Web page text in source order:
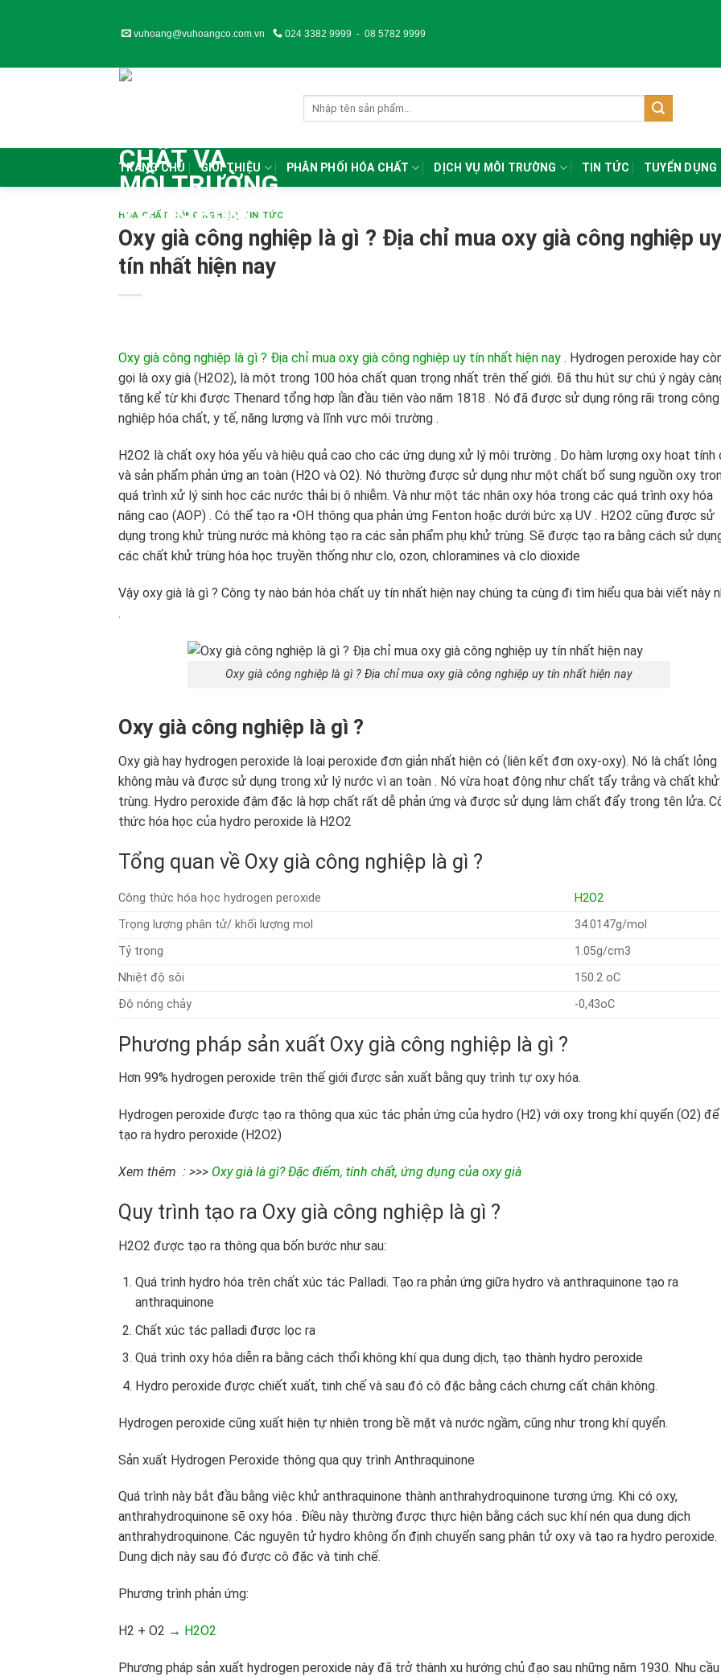
vuhoang@vuhoangco.com.vn 024 3382 9999 - 08 5782 9999
TRANG CHỦ GIỚI THIỆU PHÂN PHỐI HÓA CHẤT DỊCH VỤ MÔI TRƯỜNG TIN TỨC TUYỂN DỤNG
HÓA CHẤT CÔNG NGHIỆP, TIN TỨC
Oxy già công nghiệp là gì ? Địa chỉ mua oxy già công nghiệp uy
tín nhất hiện nay
Oxy già công nghiệp là gì ? Địa chỉ mua oxy già công nghiệp uy tín nhất hiện nay . Hydrogen peroxide hay
gọi là oxy già (H2O2), là một trong 100 hóa chất quan trọng nhất trên thế giới. Đã thu hút sự chú ý ngày
tăng kể từ khi được Thenard tổng hợp lần đầu tiên vào năm 1818 . Nó đã được sử dụng rộng rãi trong công
nghiệp hóa chất, y tế, năng lượng và lĩnh vực môi trường .
H2O2 là chất oxy hóa yếu và hiệu quả cao cho các ứng dụng xử lý môi trường . Do hàm lượng oxy hoạt tính
và sản phẩm phản ứng an toàn (H2O và O2). Nó thường được sử dụng như một chất bổ sung nguồn oxy
quá trình xử lý sinh học các nước thải bị ô nhiễm. Và như một tác nhân oxy hóa trong các quá trình oxy hóa
nâng cao (AOP) . Có thể tạo ra •OH thông qua phản ứng Fenton hoặc dưới bức xạ UV . H2O2 cũng được sử
dụng trong khử trùng nước mà không tạo ra các sản phẩm phụ khử trùng. Sẽ được tạo ra bằng cách sử
các chất khử trùng hóa học truyền thống như clo, ozon, chloramines và clo dioxide
Vậy oxy già là gì ? Công ty nào bán hóa chất uy tín nhất hiện nay chúng ta cùng đi tìm hiểu qua bài viết này
.
Oxy già công nghiệp là gì ? Địa chỉ mua oxy già công nghiệp uy tín nhất hiện nay
Oxy già công nghiệp là gì ?
Oxy già hay hydrogen peroxide là loại peroxide đơn giản nhất hiện có (liên kết đơn oxy-oxy). Nó là chất lỏng
không màu và được sử dụng trong xử lý nước vì an toàn . Nó vừa hoạt động như chất tẩy trắng và chất khử
trùng. Hydro peroxide đậm đặc là hợp chất rất dễ phản ứng và được sử dụng làm chất đẩy trong tên lửa.
thức hóa học của hydro peroxide là H2O2
Tổng quan về Oxy già công nghiệp là gì ?
Công thức hóa học hydrogen peroxide
H2O2
Trọng lượng phân tử/ khối lượng mol
34.0147g/mol
Tỷ trọng
1.05g/cm3
Nhiệt độ sôi
150.2 oC
Độ nóng chảy
-0,43oC
Phương pháp sản xuất Oxy già công nghiệp là gì ?
Hơn 99% hydrogen peroxide trên thế giới được sản xuất bằng quy trình tự oxy hóa.
Hydrogen peroxide được tạo ra thông qua xúc tác phản ứng của hydro (H2) với oxy trong khí quyển (O2) để
tạo ra hydro peroxide (H2O2)
Xem thêm : >>> Oxy già là gì? Đặc điểm, tính chất, ứng dụng của oxy già
Quy trình tạo ra Oxy già công nghiệp là gì ?
H2O2 được tạo ra thông qua bốn bước như sau:
Quá trình hydro hóa trên chất xúc tác Palladi. Tạo ra phản ứng giữa hydro và anthraquinone tạo ra
anthraquinone
Chất xúc tác palladi được lọc ra
Quá trình oxy hóa diễn ra bằng cách thổi không khí qua dung dịch, tạo thành hydro peroxide
Hydro peroxide được chiết xuất, tinh chế và sau đó cô đặc bằng cách chưng cất chân không.
Hydrogen peroxide cũng xuất hiện tự nhiên trong bề mặt và nước ngầm, cũng như trong khí quyển.
Sản xuất Hydrogen Peroxide thông qua quy trình Anthraquinone
Quá trình này bắt đầu bằng việc khử anthraquinone thành anthrahydroquinone tương ứng. Khi có oxy,
anthrahydroquinone sẽ oxy hóa . Điều này thường được thực hiện bằng cách sục khí nén qua dung dịch
anthrahydroquinone. Các nguyên tử hydro không ổn định chuyển sang phân tử oxy và tạo ra hydro peroxide.
Dung dịch này sau đó được cô đặc và tinh chế.
Phương trình phản ứng:
H2 + O2 → H2O2
Phương pháp sản xuất hydrogen peroxide này đã trở thành xu hướng chủ đạo sau những năm 1930. Nhu cầu